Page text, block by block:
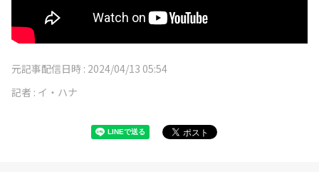
元記事配信日時 : 2024/04/13 05:54
記者 : イ・ハナ